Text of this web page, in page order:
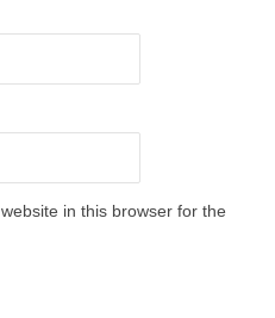
in this browser for the